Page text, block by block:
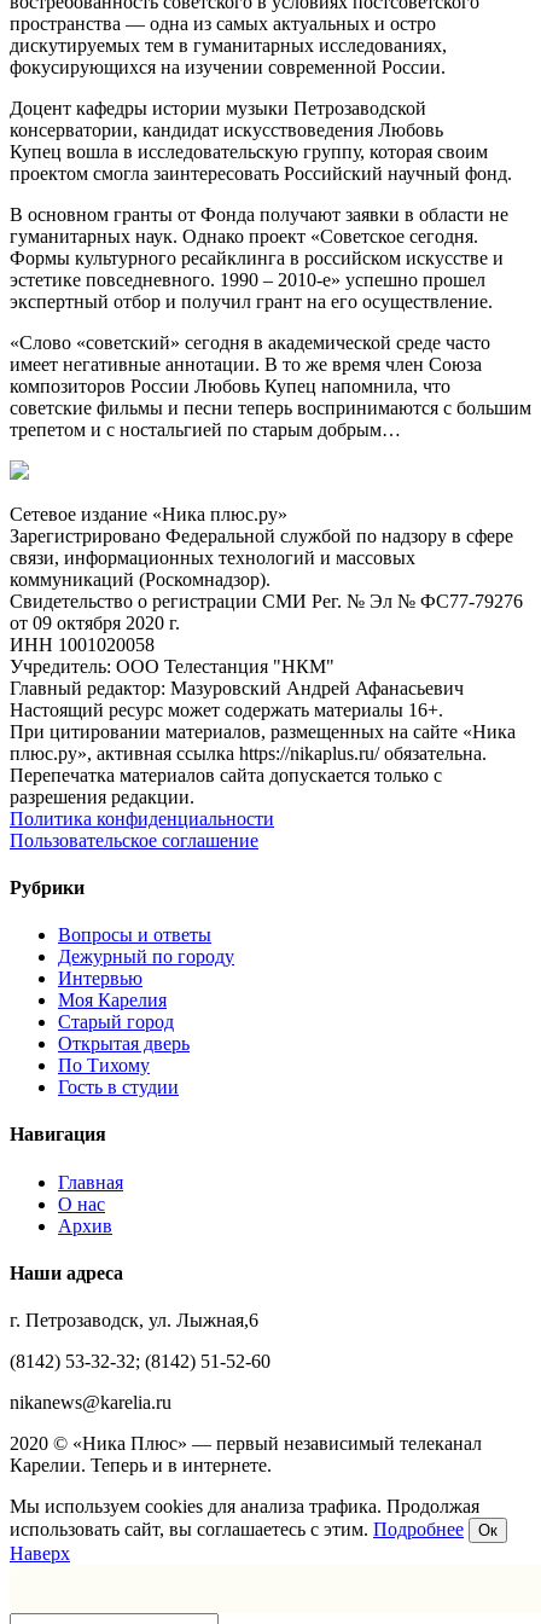
пространства — одна из самых актуальных и остро
дискутируемых тем в гуманитарных исследованиях,
фокусирующихся на изучении современной России.
Доцент кафедры истории музыки Петрозаводской
консерватории, кандидат искусствоведения Любовь
Купец вошла в исследовательскую группу, которая своим
проектом смогла заинтересовать Российский научный фонд.
В основном гранты от Фонда получают заявки в области не
гуманитарных наук. Однако проект «Советское сегодня.
Формы культурного ресайклинга в российском искусстве и
эстетике повседневного. 1990 – 2010-е» успешно прошел
экспертный отбор и получил грант на его осуществление.
«Слово «советский» сегодня в академической среде часто
имеет негативные аннотации. В то же время член Союза
композиторов России Любовь Купец напомнила, что
советские фильмы и песни теперь воспринимаются с большим
трепетом и с ностальгией по старым добрым…
Сетевое издание «Ника плюс.ру»
Зарегистрировано Федеральной службой по надзору в сфере
связи, информационных технологий и массовых
коммуникаций (Роскомнадзор).
Свидетельство о регистрации СМИ Рег. № Эл № ФС77-79276
от 09 октября 2020 г.
ИНН 1001020058
Учредитель: ООО Телестанция "НКМ"
Главный редактор: Мазуровский Андрей Афанасьевич
Настоящий ресурс может содержать материалы 16+.
При цитировании материалов, размещенных на сайте «Ника
плюс.ру», активная ссылка https://nikaplus.ru/ обязательна.
Перепечатка материалов сайта допускается только с
разрешения редакции.
Политика конфиденциальности
Пользовательское соглашение
Рубрики
Вопросы и ответы
Дежурный по городу
Интервью
Моя Карелия
Старый город
Открытая дверь
По Тихому
Гость в студии
Навигация
Главная
О нас
Архив
Наши адреса
г. Петрозаводск, ул. Лыжная,6
(8142) 53-32-32; (8142) 51-52-60
nikanews@karelia.ru
2020 © «Ника Плюс» — первый независимый телеканал
Карелии. Теперь и в интернете.
Мы используем cookies для анализа трафика. Продолжая
использовать сайт, вы соглашаетесь с этим. Подробнее Ок
Наверх